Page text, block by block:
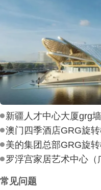
新疆人才中心大厦grg
澳门四季酒店GRG旋
美的集团总部GRG旋
常见问题